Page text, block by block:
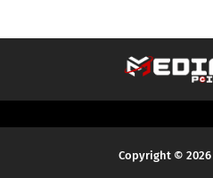
Copyright © 2026